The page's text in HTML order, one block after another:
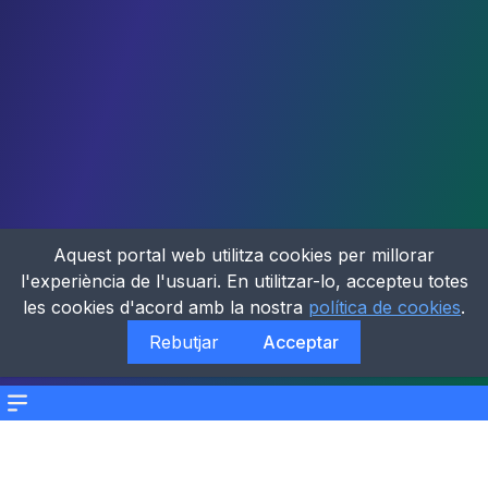
Menu
Aquest portal web utilitza cookies per millorar
l'experiència de l'usuari. En utilitzar-lo, accepteu totes
les cookies d'acord amb la nostra política de cookies.
Rebutjar
Acceptar